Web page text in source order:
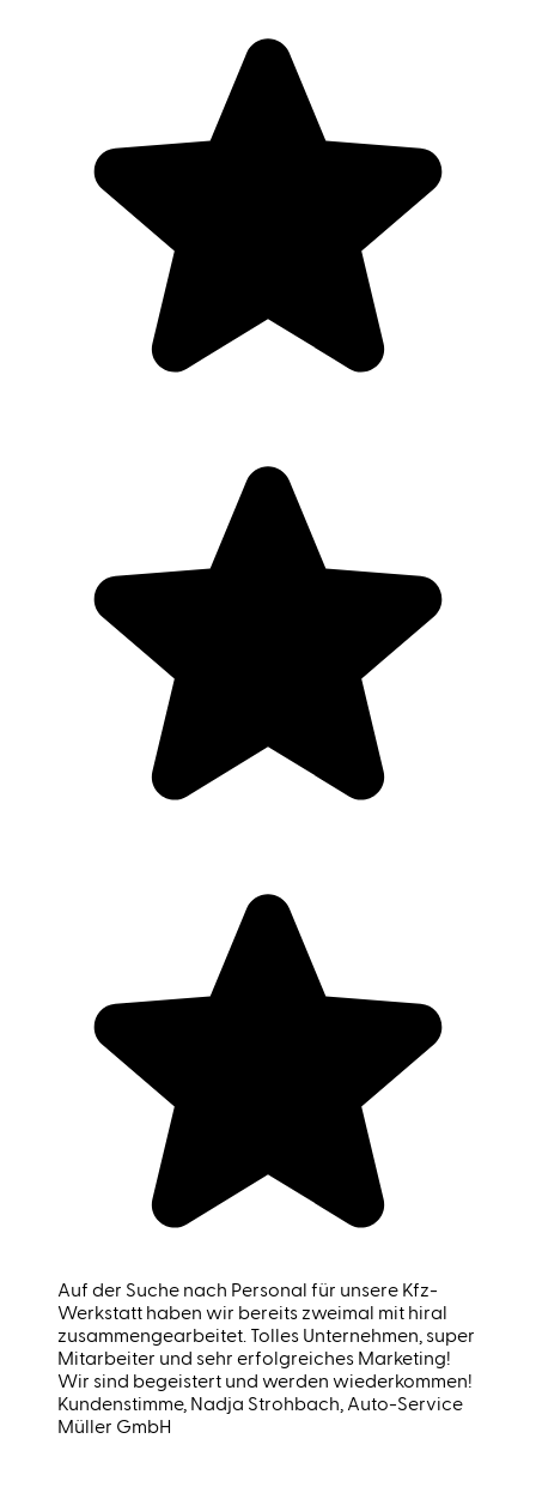
Auf der Suche nach Personal für unsere Kfz-
Werkstatt haben wir bereits zweimal mit hiral
zusammengearbeitet. Tolles Unternehmen, super
Mitarbeiter und sehr erfolgreiches Marketing!
Wir sind begeistert und werden wiederkommen!
Kundenstimme, Nadja Strohbach, Auto-Service
Müller GmbH